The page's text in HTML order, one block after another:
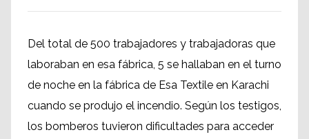
Del total de 500 trabajadores y trabajadoras que
laboraban en esa fábrica, 5 se hallaban en el turno
de noche en la fábrica de Esa Textile en Karachi
cuando se produjo el incendio. Según los testigos,
los bomberos tuvieron dificultades para acceder